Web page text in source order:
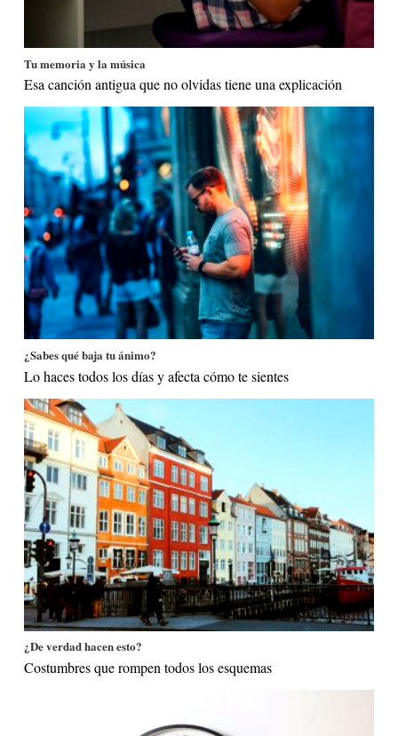
Tu memoria y la música
Esa canción antigua que no olvidas tiene una explicación
¿Sabes qué baja tu ánimo?
Lo haces todos los días y afecta cómo te sientes
¿De verdad hacen esto?
Costumbres que rompen todos los esquemas